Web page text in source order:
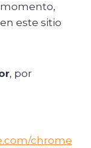
momento,
este sitio
, por
chrome